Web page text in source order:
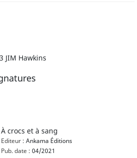
JIM Hawkins
À crocs et à sang
Editeur : Ankama Éditions
Pub. date : 04/2021